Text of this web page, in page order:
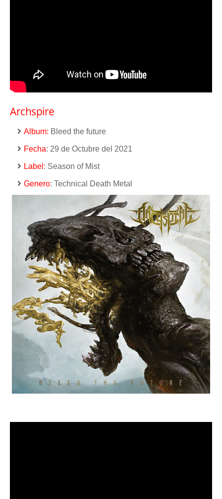
Archspire
Album: Bleed the future
Fecha: 29 de Octubre del 2021
Label : Season of Mist
Genero: Technical Death Metal